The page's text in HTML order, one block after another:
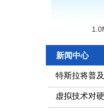
新闻中心
特斯拉将普
虚拟技术对